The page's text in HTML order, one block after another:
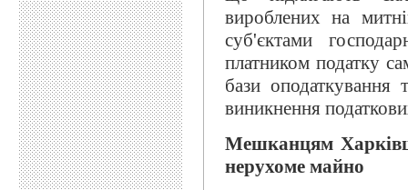
вироблених на
суб'єктами
платником податку
бази
виникнення
Мешканцям
нерухоме майно